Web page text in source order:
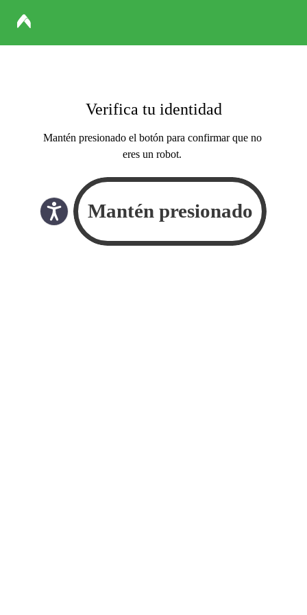
Verifica tu identidad
Mantén presionado el botón para confirmar que no
eres un robot.